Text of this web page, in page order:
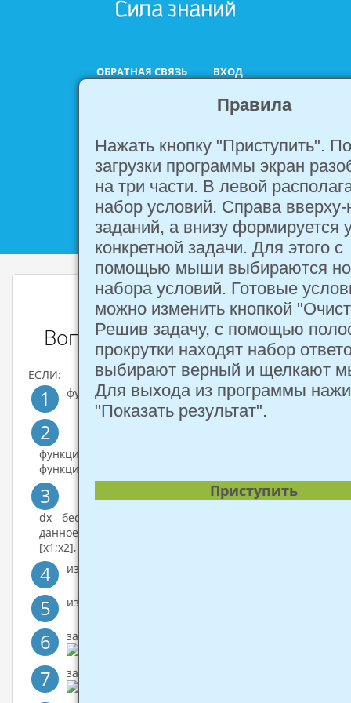
ОБРАТНАЯ СВЯЗЬ ВХОД
ФАСЕТНЫЙ ТЕСТ
ОНЛАЙН.
ИНТЕГРАЛЫ
Вопросы
ЕСЛИ:
1 функция f(x) непрерывна,
2
функция f(x) непрерывна на отрезке [a; b], и данная
функция ограничивает контур фигуры,
3
dx - бесконечно малая величина из множества P и
данное множество определенно на промежутке
[x1;x2],
4 известен закон изменения ускорения a(t),
5 известен закон изменения скорости v(t),
6 закон ускорения задан уравнением
7 закон изменения скорости задан уравнением
Правила
Нажать кнопку "Приступить".
загрузки программы экран
на три части. В левой
набор условий. Справа
заданий, а внизу формируется
конкретной задачи. Для этого с
помощью мыши выбираются
набора условий. Готовые
можно изменить кнопкой
Решив задачу, с помощью
прокрутки находят набор
выбирают верный и щелкают
Для выхода из программы
"Показать результат".
Приступить